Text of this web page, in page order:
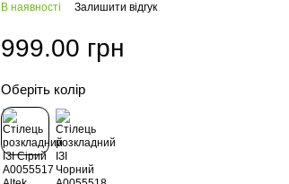
В наявності Залишити відгук
999.00 грн
Оберіть колір